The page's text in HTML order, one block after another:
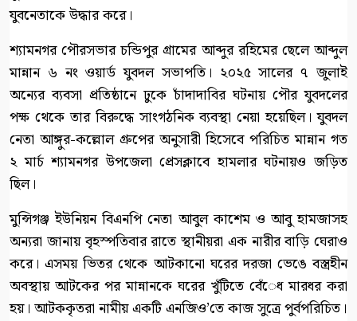
যুবনেতাকে উদ্ধার করে।
শ্যামনগর পৌরসভার চন্ডিপুর গ্রামের আব্দুর রহিমের ছেলে আব্দুল
মান্নান ৬ নং ওয়ার্ড যুবদল সভাপতি। ২০২৫ সালের ৭ জুলাই
অন্যের ব্যবসা প্রতিষ্ঠানে ঢুকে চাঁদাদাবির ঘটনায় পৌর যুবদলের
পক্ষ থেকে তার বিরুদ্ধে সাংগঠনিক ব্যবস্থা নেয়া হয়েছিল। যুবদল
নেতা আঙ্গুর-কল্লোল গ্রুপের অনুসারী হিসেবে পরিচিত মান্নান গত
২ মার্চ শ্যামনগর উপজেলা প্রেসক্লাবে হামলার ঘটনায়ও জড়িত
ছিল।
মুন্সিগঞ্জ ইউনিয়ন বিএনপি নেতা আবুল কাশেম ও আবু হামজাসহ
অন্যরা জানায় বৃহস্পতিবার রাতে স্থানীয়রা এক নারীর বাড়ি ঘেরাও
করে। এসময় ভিতর থেকে আটকানো ঘরের দরজা ভেঙে বস্ত্রহীন
অবস্থায় আটকের পর মান্নানকে ঘরের খুঁটিতে বেঁেধ মারধর করা
হয়। আটককৃতরা নামীয় একটি এনজিও’তে কাজ সুত্রে পুর্বপরিচিত।